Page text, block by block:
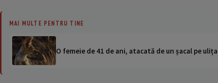
MAI MULTE PENTRU TINE
O femeie de 41 de ani, atacată de un șacal pe